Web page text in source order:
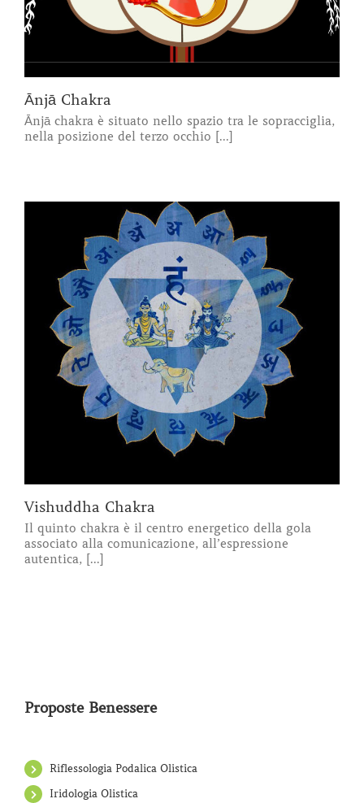
Ānjā Chakra
Ānjā chakra è situato nello spazio tra le sopracciglia,
nella posizione del terzo occhio [...]
Vishuddha Chakra
Il quinto chakra è il centro energetico della gola
associato alla comunicazione, all’espressione
autentica, [...]
Proposte Benessere
Riflessologia Podalica Olistica
Iridologia Olistica